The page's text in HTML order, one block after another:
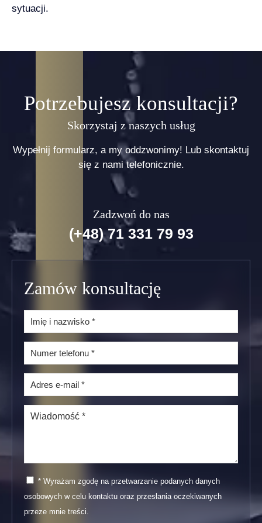
sytuacji.
Potrzebujesz konsultacji?
Skorzystaj z naszych usług
Wypełnij formularz, a my oddzwonimy! Lub skontaktuj
się z nami telefonicznie.
Zadzwoń do nas
(+48) 71 331 79 93
Zamów konsultację
* Wyrażam zgodę na przetwarzanie podanych danych
osobowych w celu kontaktu oraz przesłania oczekiwanych
przeze mnie treści.